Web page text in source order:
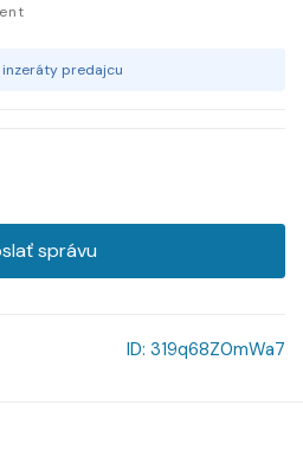
predajcu
správu
ID: 319q68Z0mWa7